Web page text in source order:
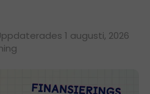
1 augusti, 2026